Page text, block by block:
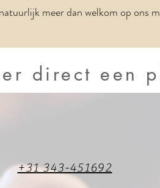
meer dan welkom op ons
direct een
+31 343-451692